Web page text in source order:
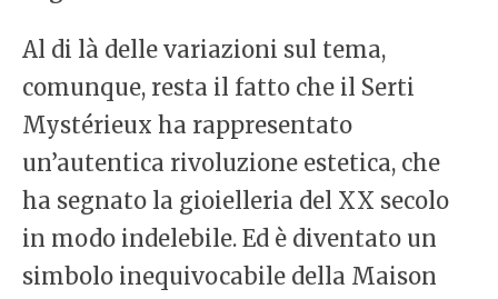
Al di là delle variazioni sul tema,
comunque, resta il fatto che il Serti
Mystérieux ha rappresentato
un’autentica rivoluzione estetica, che
ha segnato la gioielleria del XX secolo
in modo indelebile. Ed è diventato un
simbolo inequivocabile della Maison